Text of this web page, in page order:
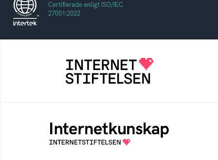
Certifierade enligt ISO/IEC
27001:2022
Internetstiftelsen verkar för ett internet som
bidrar positivt till människan och samhället
Samlad kunskap som hjälper dig att bli en
säker och medveten internetanvändare